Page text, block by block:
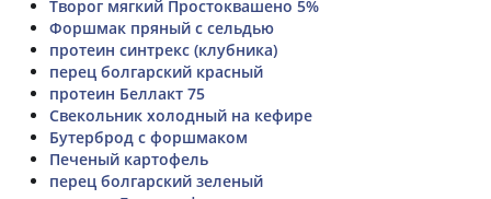
Творог мягкий Простоквашено 5%
Форшмак пряный с сельдью
протеин синтрекс (клубника)
перец болгарский красный
протеин Беллакт 75
Свекольник холодный на кефире
Бутерброд с форшмаком
Печеный картофель
перец болгарский зеленый